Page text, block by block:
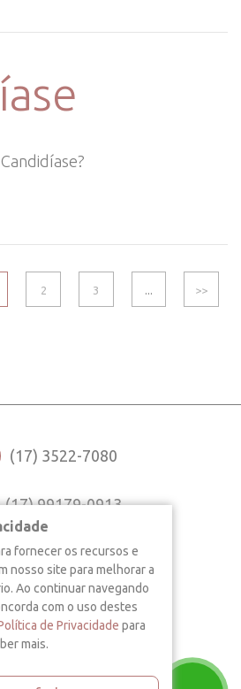
2 3 ... >>
(17) 3522-7080
(17) 99179-0913
ENDEREÇO
- SP
195 - Centro, 15800240
fornecer os recursos e
nosso site para melhorar a
Ao continuar navegando
com o uso destes
de Privacidade para
mais.